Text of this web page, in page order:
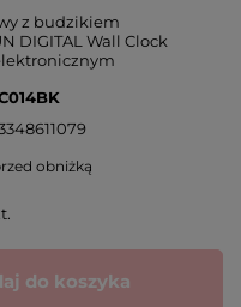
z budzikiem
DIGITAL Wall Clock
obniżką
do koszyka